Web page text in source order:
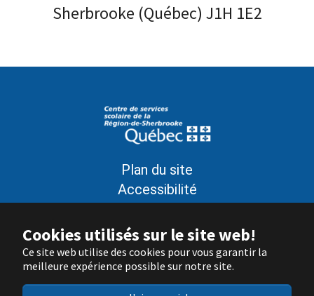
Cookies utilisés sur le site web!
Ce site web utilise des cookies pour vous garantir la
meilleure expérience possible sur notre site.
Sherbrooke (Québec) J1H 1E2
Plan du site
Accessibilité
Conditions d’utilisation
Signaler un problème sur le site
Nous joindre